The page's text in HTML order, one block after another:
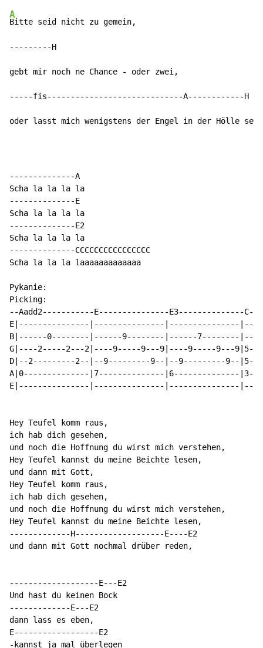
A
Bitte seid nicht zu gemein,
---------H
gebt mir noch ne Chance - oder zwei,
-----fis-----------------------------A------------H
oder lasst mich wenigstens der Engel in der Hölle
--------------A
Scha la la la la
--------------E
Scha la la la la
--------------E2
Scha la la la la
--------------CCCCCCCCCCCCCCCC
Scha la la la laaaaaaaaaaaaa
Pykanie:
Picking:
--Aadd2-----------E---------------E3--------------C-C-C-C-
E|---------------|---------------|---------------
B|------0--------|------9--------|------7--------
G|----2-----2---2|----9-----9---9|----9-----9---9|5-5-
D|--2---------2--|--9---------9--|--9---------9--|5-5-5-
A|0--------------|7--------------|6--------------|3-3-3-
E|---------------|---------------|---------------
Hey Teufel komm raus,
ich hab dich gesehen,
und noch die Hoffnung du wirst mich verstehen,
Hey Teufel kannst du meine Beichte lesen,
und dann mit Gott,
Hey Teufel komm raus,
ich hab dich gesehen,
und noch die Hoffnung du wirst mich verstehen,
Hey Teufel kannst du meine Beichte lesen,
-------------H-------------------E----E2
und dann mit Gott nochmal drüber reden,
-------------------E---E2
Und hast du keinen Bock
-------------E---E2
dann lass es eben,
E------------------E2
-kannst ja mal überlegen